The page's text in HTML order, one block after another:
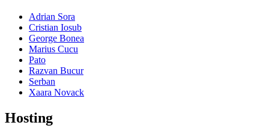
Adrian Sora
Cristian Iosub
George Bonea
Marius Cucu
Pato
Razvan Bucur
Serban
Xaara Novack
Hosting